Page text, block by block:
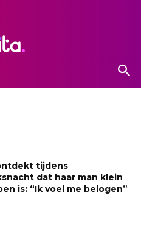
tijdens
dat haar man klein
is: “Ik voel me belogen”